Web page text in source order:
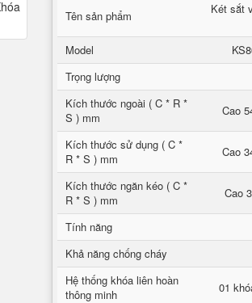
Tên sản phẩm
Két sắt
Model
Trọng lượng
Kích thước ngoài ( C * R *
S ) mm
Cao
Kích thước sử dụng ( C *
R * S ) mm
Cao
Kích thước ngăn kéo ( C *
R * S ) mm
Cao
Tính năng
Khả năng chống cháy
Hệ thống khóa liên hoàn
thông minh
01